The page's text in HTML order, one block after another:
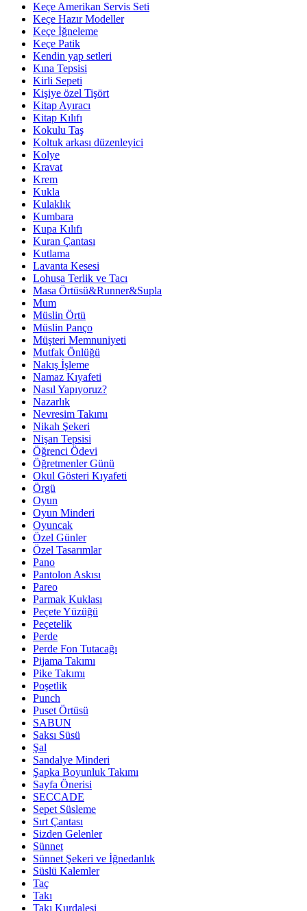
Keçe Amerikan Servis Seti
Keçe Hazır Modeller
Keçe İğneleme
Keçe Patik
Kendin yap setleri
Kına Tepsisi
Kirli Sepeti
Kişiye özel Tişört
Kitap Ayıracı
Kitap Kılıfı
Kokulu Taş
Koltuk arkası düzenleyici
Kolye
Kravat
Krem
Kukla
Kulaklık
Kumbara
Kupa Kılıfı
Kuran Çantası
Kutlama
Lavanta Kesesi
Lohusa Terlik ve Tacı
Masa Örtüsü&Runner&Supla
Mum
Müslin Örtü
Müslin Panço
Müşteri Memnuniyeti
Mutfak Önlüğü
Nakış İşleme
Namaz Kıyafeti
Nasıl Yapıyoruz?
Nazarlık
Nevresim Takımı
Nikah Şekeri
Nişan Tepsisi
Öğrenci Ödevi
Öğretmenler Günü
Okul Gösteri Kıyafeti
Örgü
Oyun
Oyun Minderi
Oyuncak
Özel Günler
Özel Tasarımlar
Pano
Pantolon Askısı
Pareo
Parmak Kuklası
Peçete Yüzüğü
Peçetelik
Perde
Perde Fon Tutacağı
Pijama Takımı
Pike Takımı
Poşetlik
Punch
Puset Örtüsü
SABUN
Saksı Süsü
Şal
Sandalye Minderi
Şapka Boyunluk Takımı
Sayfa Önerisi
SECCADE
Sepet Süsleme
Sırt Çantası
Sizden Gelenler
Sünnet
Sünnet Şekeri ve İğnedanlık
Süslü Kalemler
Taç
Takı
Takı Kurdalesi